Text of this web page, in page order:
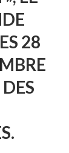
28